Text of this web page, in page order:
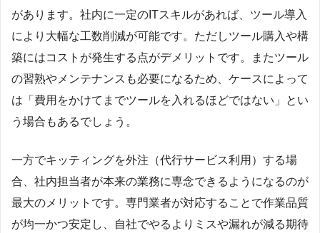
があります。社内に一定のITスキルがあれば、ツール導入
により大幅な工数削減が可能です。ただしツール購入や構
築にはコストが発生する点がデメリットです。またツール
の習熟やメンテナンスも必要になるため、ケースによって
は「費用をかけてまでツールを入れるほどではない」とい
う場合もあるでしょう。
一方でキッティングを外注（代行サービス利用）する場
合、社内担当者が本来の業務に専念できるようになるのが
最大のメリットです。専門業者が対応することで作業品質
が均一かつ安定し、自社でやるよりミスや漏れが減る期待